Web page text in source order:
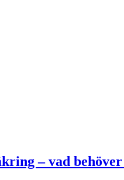
– vad behöver